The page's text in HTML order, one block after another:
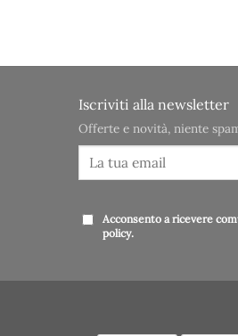
Iscriviti alla newsletter
Offerte e novità, niente
Acconsento a ricevere
policy.